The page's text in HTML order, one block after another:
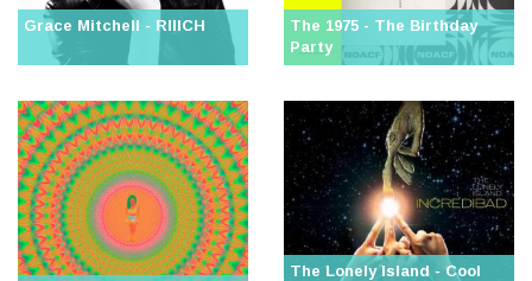
Grace Mitchell - RIIICH
The 1975 - The Birthday
Party
The Lonely Island - Cool